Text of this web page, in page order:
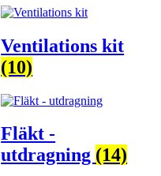
Ventilations kit
(10)
Fläkt -
utdragning (14)